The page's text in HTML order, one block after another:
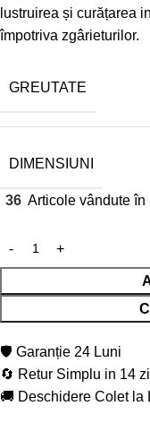
lustruirea și curățarea
împotriva zgârieturilor.
GREUTATE
DIMENSIUNI
36 Articole vândute în
🛡️ Garanție 24 Luni
🔄 Retur Simplu in 14
🚚 Deschidere Colet la